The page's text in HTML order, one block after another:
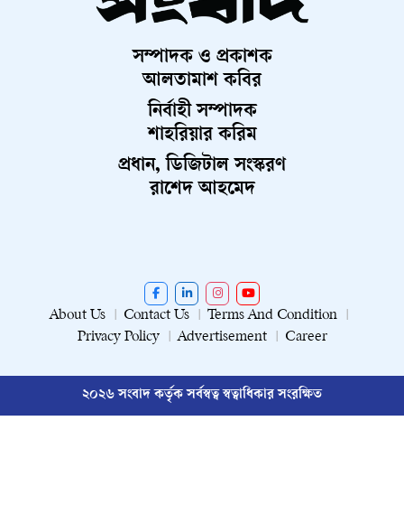
সম্পাদক ও প্রকাশক
আলতামাশ কবির
নির্বাহী সম্পাদক
শাহরিয়ার করিম
প্রধান, ডিজিটাল সংস্করণ
রাশেদ আহমেদ
About Us Contact Us
Terms And Condition
Privacy Policy
Advertisement Career
২০২৬ সংবাদ কর্তৃক সর্বস্বত্ব স্বত্বাধিকার সংরক্ষিত